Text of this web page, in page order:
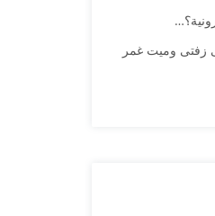
زفتى وميت غمر